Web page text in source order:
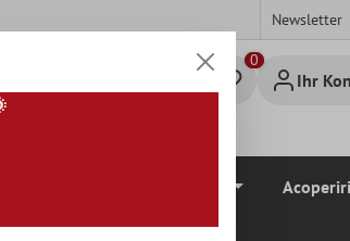
Newsletter
Ihr